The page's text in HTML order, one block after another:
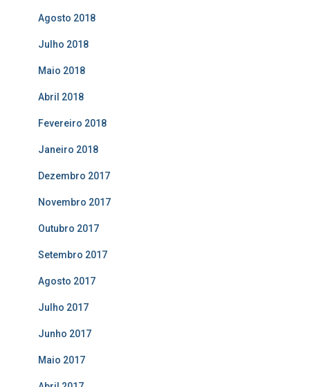
Agosto 2018
Julho 2018
Maio 2018
Abril 2018
Fevereiro 2018
Janeiro 2018
Dezembro 2017
Novembro 2017
Outubro 2017
Setembro 2017
Agosto 2017
Julho 2017
Junho 2017
Maio 2017